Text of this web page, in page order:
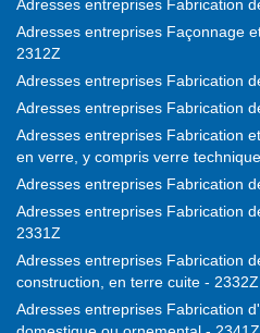
Adresses entreprises Fabrication
Adresses entreprises Façonnage
2312Z
Adresses entreprises Fabrication
Adresses entreprises Fabrication
Adresses entreprises Fabrication
en verre, y compris verre
Adresses entreprises Fabrication
Adresses entreprises Fabrication
2331Z
Adresses entreprises Fabrication
construction, en terre cuite - 2332Z
Adresses entreprises Fabrication